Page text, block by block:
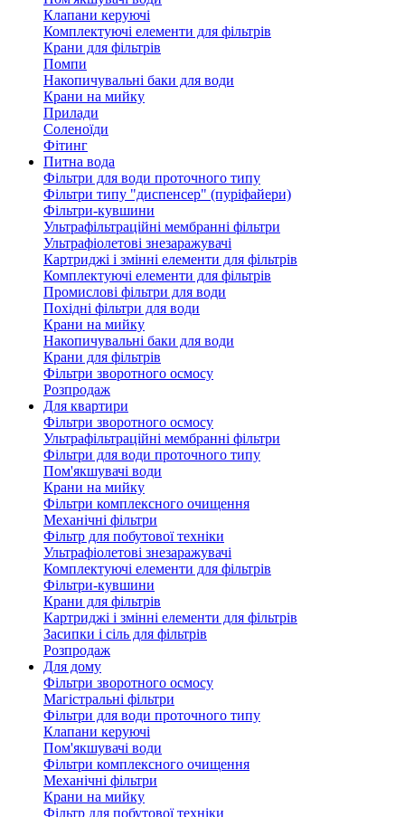
Клапани керуючі
Комплектуючі елементи для фільтрів
Крани для фільтрів
Помпи
Накопичувальні баки для води
Крани на мийку
Прилади
Соленоїди
Фітинг
Питна вода
Фільтри для води проточного типу
Фільтри типу "диспенсер" (пуріфайери)
Фільтри-кувшини
Ультрафільтраційні мембранні фільтри
Ультрафіолетові знезаражувачі
Картриджі і змінні елементи для фільтрів
Комплектуючі елементи для фільтрів
Промислові фільтри для води
Похідні фільтри для води
Крани на мийку
Накопичувальні баки для води
Крани для фільтрів
Фільтри зворотного осмосу
Розпродаж
Для квартири
Фільтри зворотного осмосу
Ультрафільтраційні мембранні фільтри
Фільтри для води проточного типу
Пом'якшувачі води
Крани на мийку
Фільтри комплексного очищення
Механічні фільтри
Фільтр для побутової техніки
Ультрафіолетові знезаражувачі
Комплектуючі елементи для фільтрів
Фільтри-кувшини
Крани для фільтрів
Картриджі і змінні елементи для фільтрів
Засипки і сіль для фільтрів
Розпродаж
Для дому
Фільтри зворотного осмосу
Магістральні фільтри
Фільтри для води проточного типу
Клапани керуючі
Пом'якшувачі води
Фільтри комплексного очищення
Механічні фільтри
Крани на мийку
Фільтр для побутової техніки